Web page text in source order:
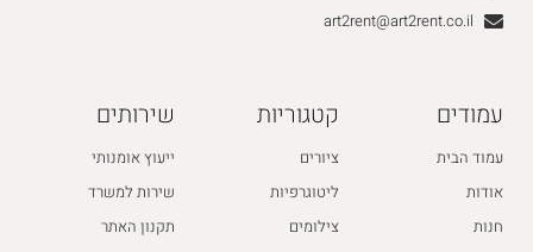
art2rent@art2rent.co.il
עמודים
עמוד הבית
אודות
חנות
קטגוריות
ציורים
ליטוגרפיות
צילומים
שירותים
ייעוץ אומנותי
שירות למשרד
תקנון האתר